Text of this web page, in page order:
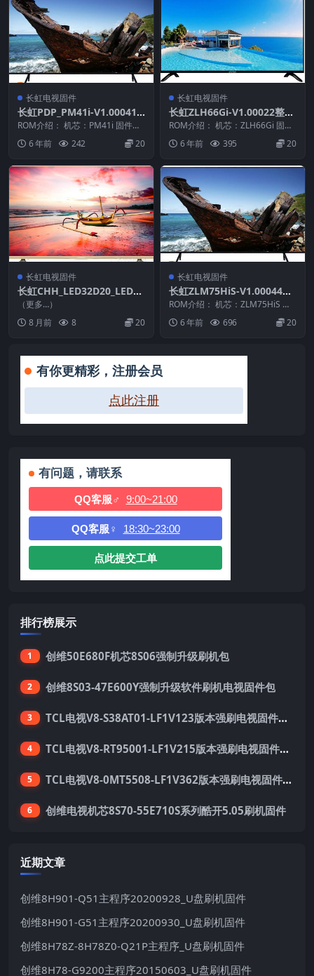
长虹电视固件
长虹PDP_PM41i-V1.00041
整机原厂刷机固件下载
ROM介绍： 机芯：PM41i 固件版
本：V1.00041 适用机型：请以机
芯为...6 年前 242 20
长虹电视固件
长虹ZLH66Gi-V1.00022整机
原厂刷机固件下载
ROM介绍： 机芯：ZLH66Gi 固件
版本：V1.00022 适用机型：请以
机...6 年前 395 20
长虹电视固件
长虹CHH_LED32D20_LED32
568_CN_RTD2648SA_PCB61
72_TPT315B5_WX221_V2.0
7_20130829_0D6B_U盘刷机
（更多…）
8 月前
8 20
长虹电视固件
长虹ZLM75HiS-V1.00044版
本USB整机软件刷机固件下载
ROM介绍： 机芯：ZLM75HiS 固
件版本：V1.00044 适用机型：请
以...6 年前 696 20
有你更精彩，注册会员
点此注册
有问题，请联系
QQ客服♂ 9:00~21:00
QQ客服♀ 18:30~23:00
点此提交工单
排行榜展示
1 创维50E680F机芯8S06强制升级刷机包
2 创维8S03-47E600Y强制升级软件刷机电视固件包
3 TCL电视V8-S38AT01-LF1V123版本强刷电视固件包下载
4 TCL电视V8-RT95001-LF1V215版本强刷电视固件包下载
5 TCL电视V8-0MT5508-LF1V362版本强刷电视固件包下载
6 创维电视机芯8S70-55E710S系列酷开5.05刷机固件
近期文章
创维8H901-Q51主程序20200928_U盘刷机固件
创维8H901-G51主程序20200930_U盘刷机固件
创维8H78Z-8H78Z0-Q21P主程序_U盘刷机固件
创维8H78-G9200主程序20150603_U盘刷机固件